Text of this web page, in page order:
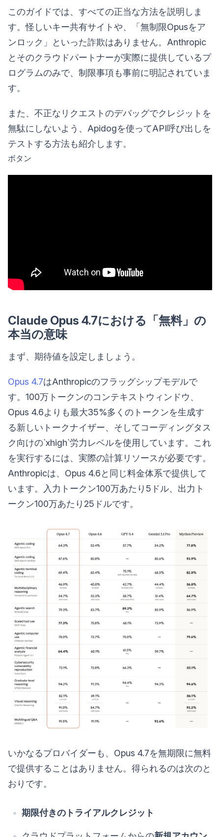
このガイドでは、すべての正当な方法を説明しま
す。怪しいキー共有サイトや、「無制限Opusをア
ンロック」といった詐欺はありません。Anthropic
とそのクラウドパートナーが実際に提供しているプ
ログラムのみで、制限事項も事前に明記されていま
す。
また、不正なリクエストのデバッグでクレジットを
無駄にしないよう、Apidogを使ってAPI呼び出しを
テストする方法も紹介します。
ボタン
Claude Opus 4.7における「無料」の
本当の意味
まず、期待値を設定しましょう。
Opus 4.7はAnthropicのフラッグシップモデルで
す。100万トークンのコンテキストウィンドウ、
Opus 4.6よりも最大35%多くのトークンを生成す
る新しいトークナイザー、そしてコーディングタス
ク向けの`xhigh`労力レベルを使用しています。これ
を実行するには、実際の計算リソースが必要です。
Anthropicは、Opus 4.6と同じ料金体系で提供して
います。入力トークン100万あたり5ドル、出力ト
ークン100万あたり25ドルです。
いかなるプロバイダーも、Opus 4.7を無期限に無料
で提供することはありません。得られるのは次のと
おりです。
期限付きのトライアルクレジット